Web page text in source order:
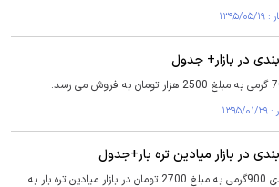
در بازار+ جدول
در بازار میادین تره بار+جدول
قیمت قند و شکر بسته بندی 900گرمی به مبلغ 2700 تومان در بازار میادین تره بار به